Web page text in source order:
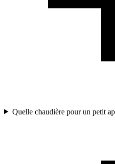
Quelle chaudière pour un petit